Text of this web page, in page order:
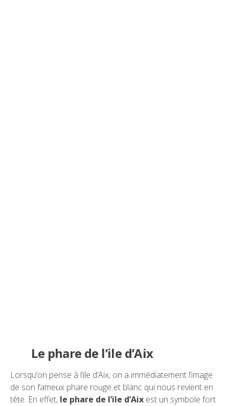
Le phare de l’ile d’Aix
Lorsqu’on pense à l’ile d’Aix, on a immédiatement l’image
de son fameux phare rouge et blanc qui nous revient en
tête. En effet, le phare de l’ile d’Aix est un symbole fort